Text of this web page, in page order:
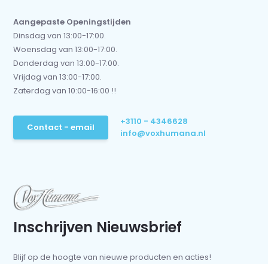
Aangepaste Openingstijden
Dinsdag van 13:00-17:00.
Woensdag van 13:00-17:00.
Donderdag van 13:00-17:00.
Vrijdag van 13:00-17:00.
Zaterdag van 10:00-16:00 !!
Contact - email
+3110 - 4346628
info@voxhumana.nl
Inschrijven Nieuwsbrief
Blijf op de hoogte van nieuwe producten en acties!